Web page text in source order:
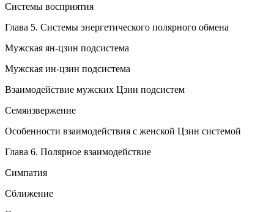
Системы восприятия
Глава 5. Системы энергетического полярного обмена
Мужская ян-цзин подсистема
Мужская ин-цзин подсистема
Взаимодействие мужских Цзин подсистем
Семяизвержение
Особенности взаимодействия с женской Цзин системой
Глава 6. Полярное взаимодействие
Симпатия
Сближение